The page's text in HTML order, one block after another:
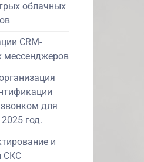
облачных
CRM-
мессенджеров
звонком для
год.
и
СКС